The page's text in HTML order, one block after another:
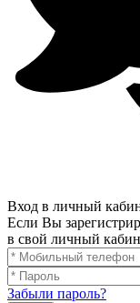
Вход в личный
Если Вы
в свой личный
Забыли пароль?